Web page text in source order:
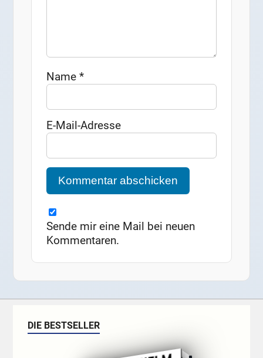
Name*
E-Mail-Adresse
Sende mir eine Mail bei neuen
Kommentaren.
DIE BESTSELLER